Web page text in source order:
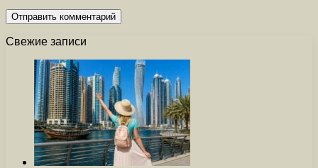
Свежие записи